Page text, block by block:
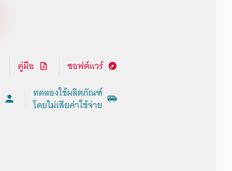
คู่มือ ซอฟต์แวร์
ทดลองใช้ผลิตภัณฑ์
โดยไม่เสียค่าใช้จ่าย